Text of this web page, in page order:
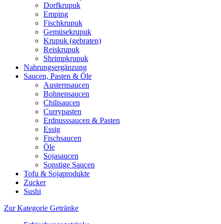
Dorfkrupuk
Emping
Fischkrupuk
Gemüsekrupuk
Krupuk (gebraten)
Reiskrupuk
Shrimpkrupuk
Nahrungsergänzung
Saucen, Pasten & Öle
Austernsaucen
Bohnensaucen
Chilisaucen
Currypasten
Erdnusssaucen & Pasten
Essig
Fischsaucen
Öle
Sojasaucen
Sonstige Saucen
Tofu & Sojaprodukte
Zucker
Sushi
Zur Kategorie Getränke